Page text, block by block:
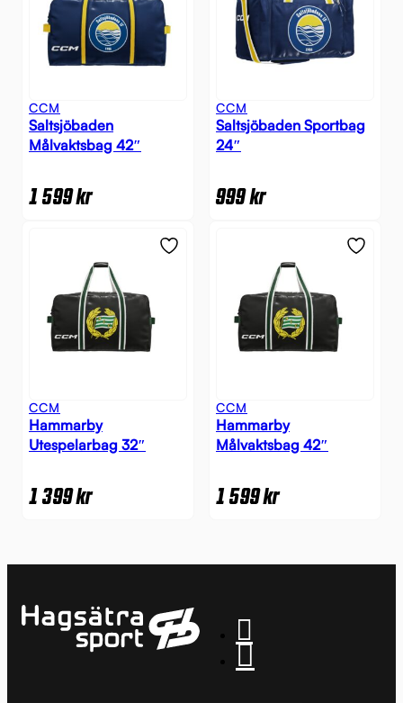
CCM
Saltsjöbaden
Målvaktsbag 42″
1 599kr
CCM
Saltsjöbaden Sportbag
24″
999kr
CCM
Hammarby
Utespelarbag 32″
1 399kr
CCM
Hammarby
Målvaktsbag 42″
1 599kr